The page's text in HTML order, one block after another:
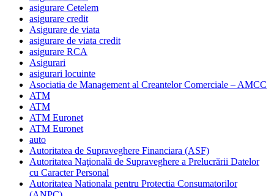
asigurare Cetelem
asigurare credit
Asigurare de viata
asigurare de viata credit
asigurare RCA
Asigurari
asigurari locuinte
Asociatia de Management al Creantelor Comerciale – AMCC
ATM
ATM
ATM Euronet
ATM Euronet
auto
Autoritatea de Supraveghere Financiara (ASF)
Autoritatea Naţională de Supraveghere a Prelucrării Datelor
cu Caracter Personal
Autoritatea Nationala pentru Protectia Consumatorilor